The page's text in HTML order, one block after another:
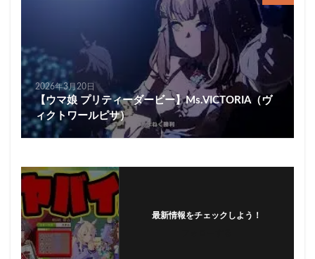
2026年3月20日
【ウマ娘 プリティーダービー】Ms.VICTORIA（ヴ
ィクトワールピサ）
最新情報をチェックしよう！